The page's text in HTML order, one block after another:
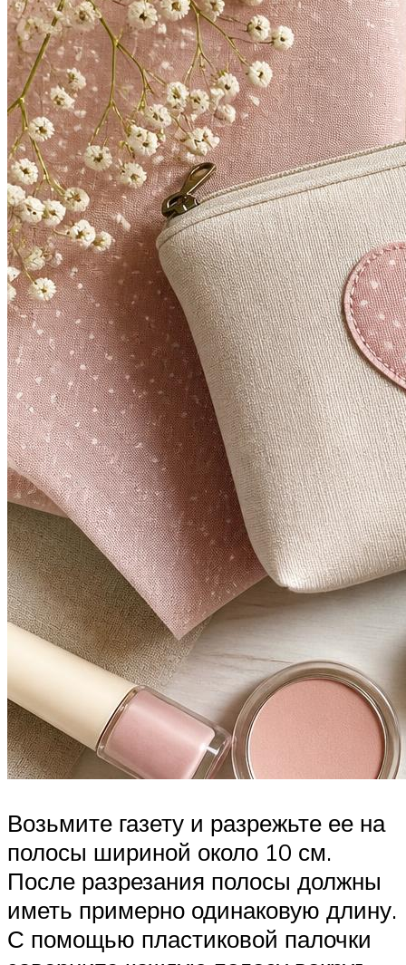
Возьмите газету и разрежьте ее на
полосы шириной около 10 см.
После разрезания полосы должны
иметь примерно одинаковую длину.
С помощью пластиковой палочки